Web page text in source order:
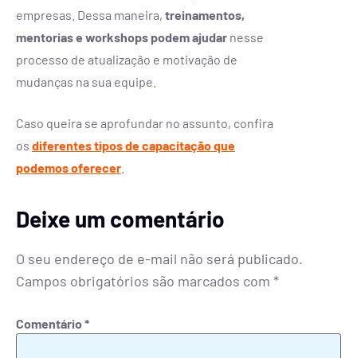
empresas. Dessa maneira, treinamentos,
mentorias e workshops podem ajudar nesse
processo de atualização e motivação de
mudanças na sua equipe.
Caso queira se aprofundar no assunto, confira
os diferentes tipos de capacitação que
podemos oferecer
Deixe um comentário
O seu endereço de e-mail não será publicado.
Campos obrigatórios são marcados com *
Comentário*